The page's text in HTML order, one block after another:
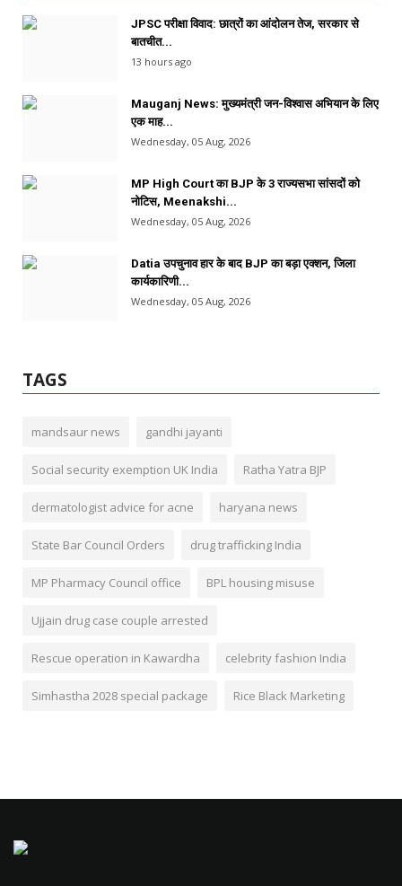
JPSC परीक्षा विवाद: छात्रों का आंदोलन तेज, सरकार से
बातचीत...
13 hours ago
Mauganj News: मुख्यमंत्री जन-विश्वास अभियान के लिए
एक माह...
Wednesday, 05 Aug, 2026
MP High Court का BJP के 3 राज्यसभा सांसदों को
नोटिस, Meenakshi...
Wednesday, 05 Aug, 2026
Datia उपचुनाव हार के बाद BJP का बड़ा एक्शन, जिला
कार्यकारिणी...
Wednesday, 05 Aug, 2026
TAGS
mandsaur news gandhi jayanti
Social security exemption UK India Ratha Yatra BJP
dermatologist advice for acne haryana news
State Bar Council Orders drug trafficking India
MP Pharmacy Council office BPL housing misuse
Ujjain drug case couple arrested
Rescue operation in Kawardha celebrity fashion India
Simhastha 2028 special package Rice Black Marketing